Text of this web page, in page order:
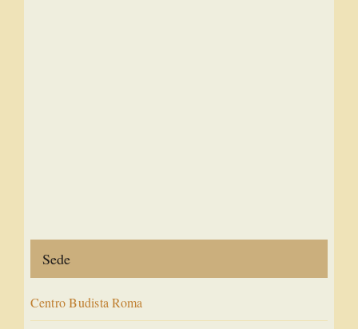
Sede
Centro Budista Roma